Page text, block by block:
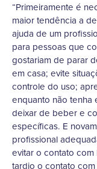
“Primeiramente é
maior tendência a
ajuda de um
para pessoas que
gostariam de parar
em casa; evite
controle do uso;
enquanto não tenha
deixar de beber e
específicas. E
profissional
evitar o contato
tardio o contato